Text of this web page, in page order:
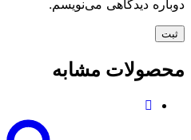
دوباره دیدگاهی می‌نویسم.
محصولات مشابه